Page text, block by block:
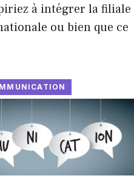
à intégrer la filiale
ou bien que ce